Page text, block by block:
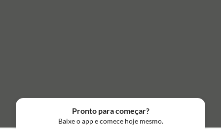
Pronto para começar?
Baixe o app e comece hoje mesmo.